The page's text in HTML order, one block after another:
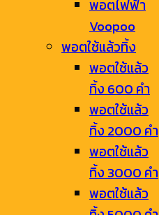
พอตไฟฟ้า
Voopoo
พอตใช้แล้วทิ้ง
พอตใช้แล้ว
ทิ้ง 600 คำ
พอตใช้แล้ว
ทิ้ง 2000 คำ
พอตใช้แล้ว
ทิ้ง 3000 คำ
พอตใช้แล้ว